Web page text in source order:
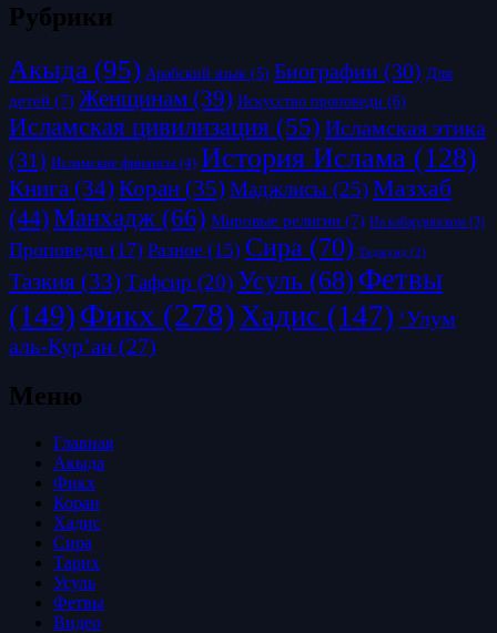
Рубрики
Акыда (95) Арабский язык (5) Биографии (30) Для
детей (7) Женщинам (39) Искусство проповеди (6)
Исламская цивилизация (55) Исламская этика
(31) Исламские финансы (4) История Ислама (128)
Книга (34) Коран (35) Маджлисы (25)Мазхаб
(44)Манхадж (66) Мировые религии (7) На кабардинском (3)
Проповеди (17) Разное (15) Сира (70) Таджуид (2)
Тазкия (33) Тафсир (20)Усуль (68) Фетвы
(149) Фикх (278) Хадис (147) ‘Улум
аль-Кур’ан (27)
Меню
Главная
Акыда
Фикх
Коран
Хадис
Сира
Тарих
Усуль
Фетвы
Видео